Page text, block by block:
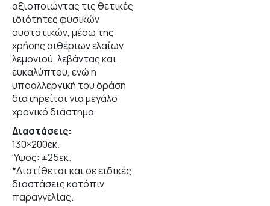
αξιοποιώντας τις θετικές
ιδιότητες φυσικών
συστατικών, μέσω της
χρήσης αιθέριων ελαίων
λεμονιού, λεβάντας και
ευκαλύπτου, ενώ η
υποαλλεργική του δράση
διατηρείται για μεγάλο
χρονικό διάστημα
Διαστάσεις:
130×200εκ.
Ύψος: ±25εκ.
*Διατίθεται και σε ειδικές
διαστάσεις κατόπιν
παραγγελίας.